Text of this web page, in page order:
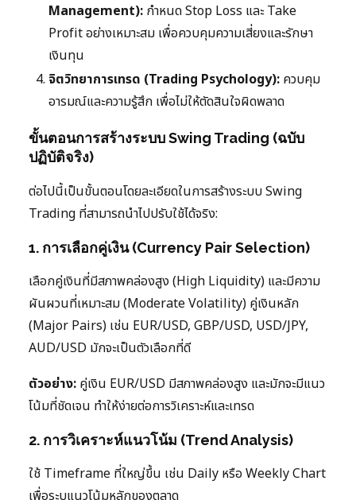
Management): กำหนด Stop Loss และ Take
Profit อย่างเหมาะสม เพื่อควบคุมความเสี่ยงและรักษา
เงินทุน
จิตวิทยาการเทรด (Trading Psychology): ควบคุม
อารมณ์และความรู้สึก เพื่อไม่ให้ตัดสินใจผิดพลาด
ขั้นตอนการสร้างระบบ Swing Trading (ฉบับ
ปฏิบัติจริง)
ต่อไปนี้เป็นขั้นตอนโดยละเอียดในการสร้างระบบ Swing
Trading ที่สามารถนำไปปรับใช้ได้จริง:
1. การเลือกคู่เงิน (Currency Pair Selection)
เลือกคู่เงินที่มีสภาพคล่องสูง (High Liquidity) และมีความ
ผันผวนที่เหมาะสม (Moderate Volatility) คู่เงินหลัก
(Major Pairs) เช่น EUR/USD, GBP/USD, USD/JPY,
AUD/USD มักจะเป็นตัวเลือกที่ดี
ตัวอย่าง: คู่เงิน EUR/USD มีสภาพคล่องสูง และมักจะมีแนว
โน้มที่ชัดเจน ทำให้ง่ายต่อการวิเคราะห์และเทรด
2. การวิเคราะห์แนวโน้ม (Trend Analysis)
ใช้ Timeframe ที่ใหญ่ขึ้น เช่น Daily หรือ Weekly Chart
เพื่อระบุแนวโน้มหลักของตลาด